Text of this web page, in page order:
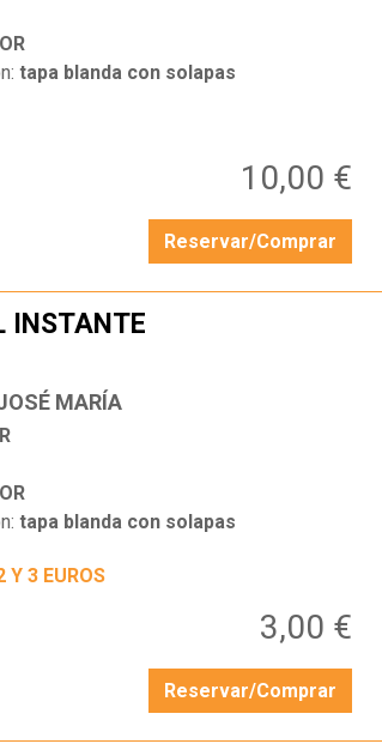
tapa blanda con solapas
10,00 €
Reservar/Comprar
INSTANTE
MARÍA
tapa blanda con solapas
Y 3 EUROS
3,00 €
Reservar/Comprar